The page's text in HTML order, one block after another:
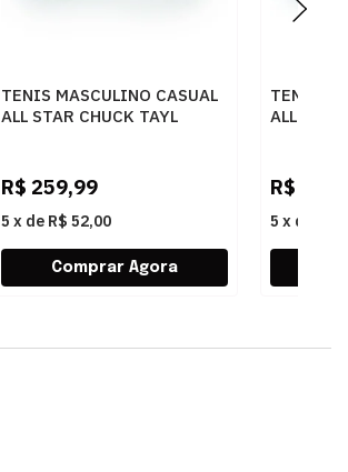
TENIS MASCULINO CASUAL
ALL STAR CHUCK TAYL
R$ 259,99
5 x de R$ 52,00
TENIS
ALL
R$
5 x de